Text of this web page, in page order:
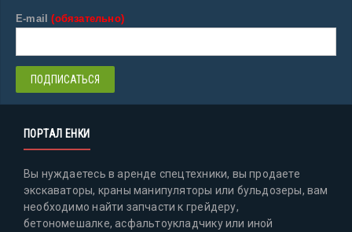
E-mail(обязательно)
ПОРТАЛ ЕНКИ
Вы нуждаетесь в аренде спецтехники, вы продаете
экскаваторы, краны манипуляторы или бульдозеры, вам
необходимо найти запчасти к грейдеру,
бетономешалке, асфальтоукладчику или иной